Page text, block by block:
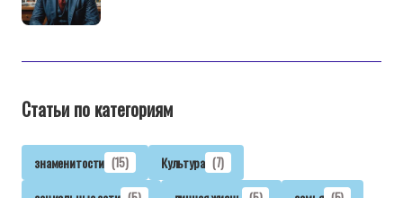
Статьи по категориям
знаменитости (15) Культура (7)